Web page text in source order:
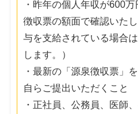
・昨年の個人年収が600
徴収票の額面で確認いた
与を支給されている場合
します。）
・最新の「源泉徴収票」
自らご提出いただくこと
・正社員、公務員、医師